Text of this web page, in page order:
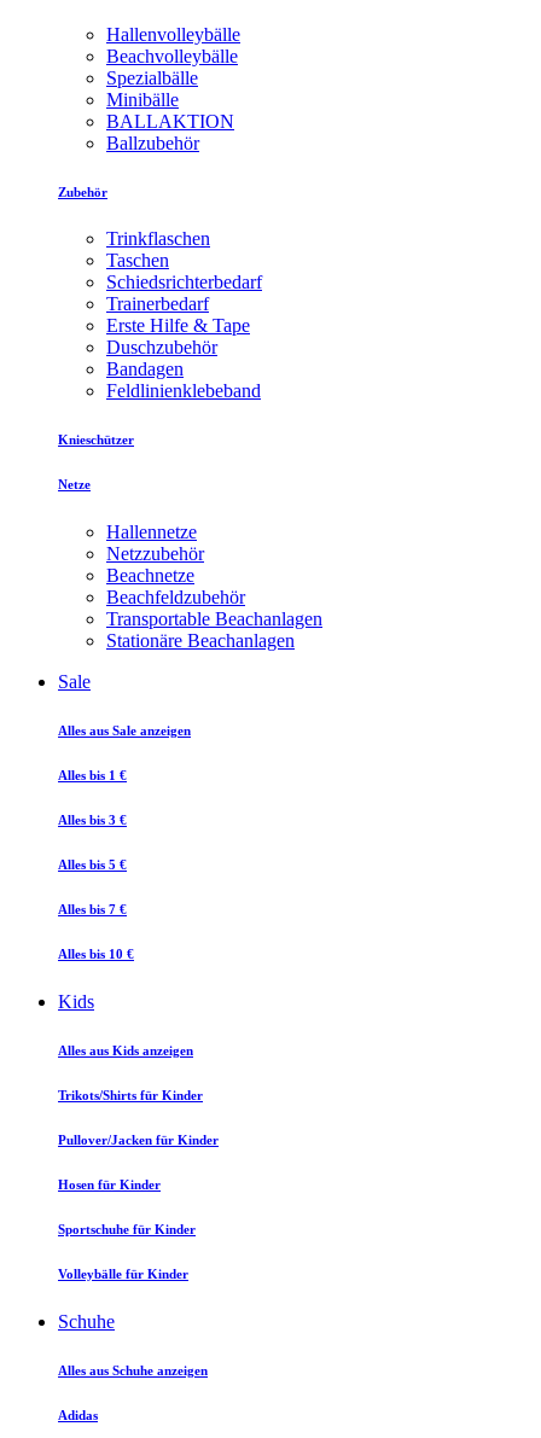
Hallenvolleybälle
Beachvolleybälle
Spezialbälle
Minibälle
BALLAKTION
Ballzubehör
Zubehör
Trinkflaschen
Taschen
Schiedsrichterbedarf
Trainerbedarf
Erste Hilfe & Tape
Duschzubehör
Bandagen
Feldlinienklebeband
Knieschützer
Netze
Hallennetze
Netzzubehör
Beachnetze
Beachfeldzubehör
Transportable Beachanlagen
Stationäre Beachanlagen
Sale
Alles aus Sale anzeigen
Alles bis 1 €
Alles bis 3 €
Alles bis 5 €
Alles bis 7 €
Alles bis 10 €
Kids
Alles aus Kids anzeigen
Trikots/Shirts für Kinder
Pullover/Jacken für Kinder
Hosen für Kinder
Sportschuhe für Kinder
Volleybälle für Kinder
Schuhe
Alles aus Schuhe anzeigen
Adidas